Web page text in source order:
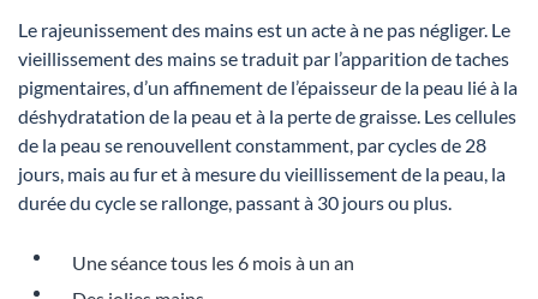
Le rajeunissement des mains est un acte à ne pas négliger. Le
vieillissement des mains se traduit par l’apparition de taches
pigmentaires, d’un affinement de l’épaisseur de la peau lié à la
déshydratation de la peau et à la perte de graisse. Les cellules
de la peau se renouvellent constamment, par cycles de 28
jours, mais au fur et à mesure du vieillissement de la peau, la
durée du cycle se rallonge, passant à 30 jours ou plus.
Une séance tous les 6 mois à un an